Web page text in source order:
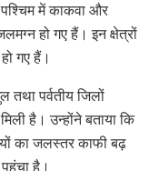
में काकवा और
हो गए हैं। इन क्षेत्रों
गए हैं।
तथा पर्वतीय जिलों
है। उन्होंने बताया कि
का जलस्तर काफी बढ़
है।